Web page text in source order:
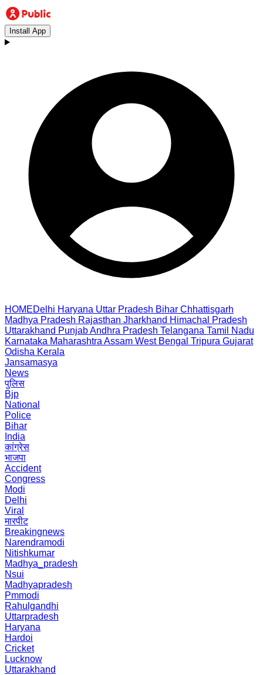
Install App
HOMEDelhi Haryana Uttar Pradesh Bihar Chhattisgarh
Madhya Pradesh Rajasthan Jharkhand Himachal Pradesh
Uttarakhand PunjabAndhra Pradesh Telangana Tamil Nadu
Karnataka Maharashtra Assam West Bengal Tripura Gujarat
Odisha Kerala
Jansamasya
News
पुलिस
Bjp
National
Police
Bihar
India
कांग्रेस
भाजपा
Accident
Congress
Modi
Delhi
Viral
मारपीट
Breakingnews
Narendramodi
Nitishkumar
Madhya_pradesh
Nsui
Madhyapradesh
Pmmodi
Rahulgandhi
Uttarpradesh
Haryana
Hardoi
Cricket
Lucknow
Uttarakhand